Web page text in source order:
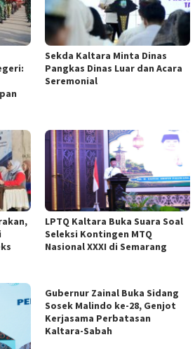
Sekda Kaltara Minta Dinas
Pangkas Dinas Luar dan Acara
Seremonial
LPTQ Kaltara Buka Suara Soal
Seleksi Kontingen MTQ
Nasional XXXI di Semarang
Gubernur Zainal Buka Sidang
Sosek Malindo ke-28, Genjot
Kerjasama Perbatasan
Kaltara-Sabah